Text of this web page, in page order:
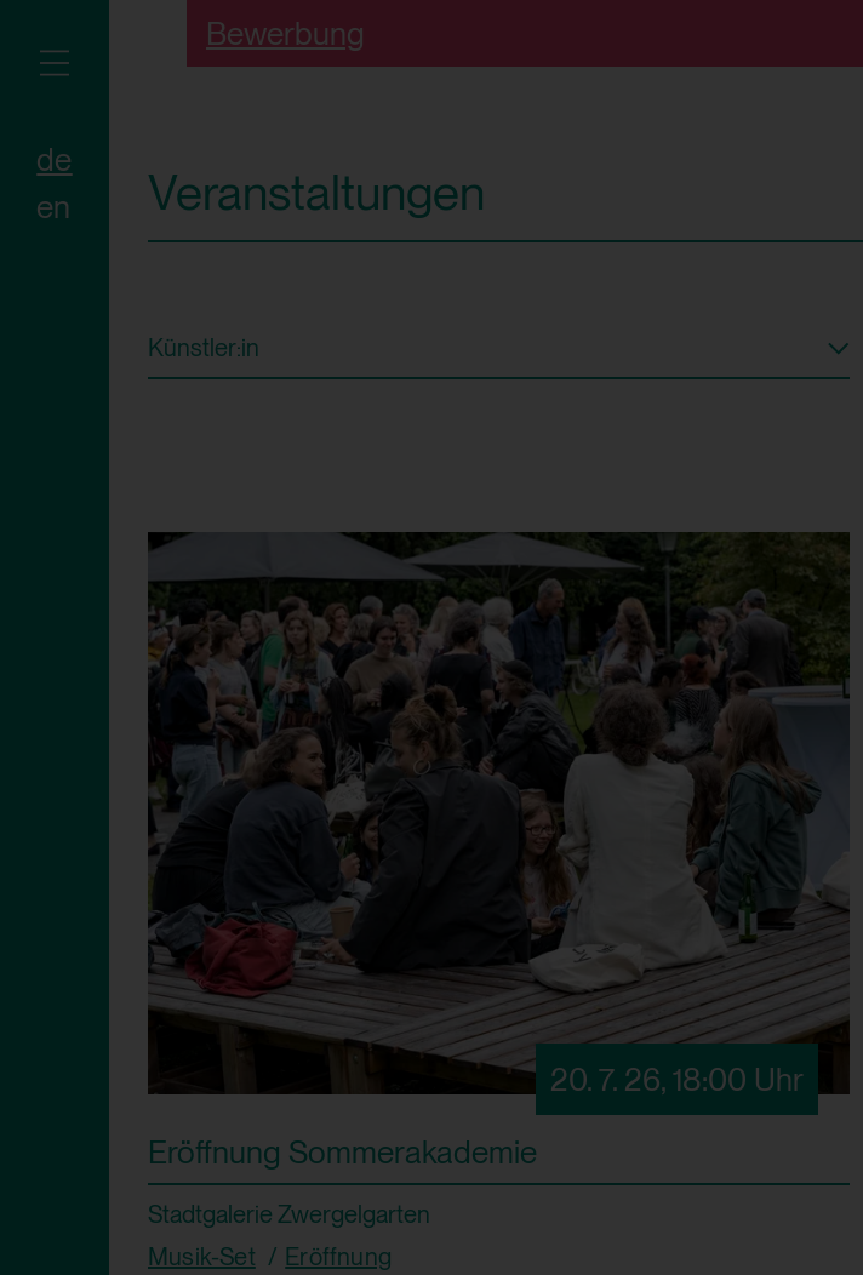
de
en
Bewerbung
Veranstaltungen
20. 7. 26,18:00 Uhr
Eröffnung Sommerakademie
Stadtgalerie Zwergelgarten
Musik-Set
Eröffnung